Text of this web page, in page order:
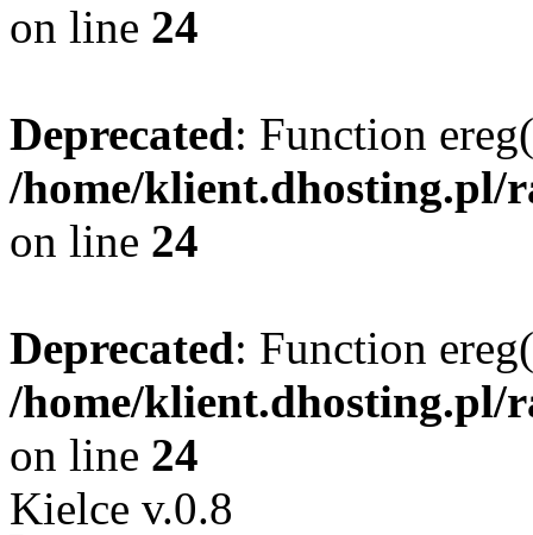
on line 24
Deprecated: Function
/home/klient.dhosting.pl/
on line 24
Deprecated: Function
/home/klient.dhosting.pl/
on line 24
Kielce v.0.8